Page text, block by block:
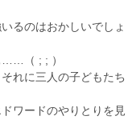
るのはおかしいでしょ
……（ ; ; ）
れに三人の子どもたち
ワードのやりとりを見